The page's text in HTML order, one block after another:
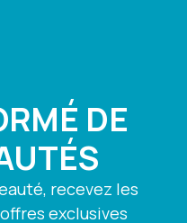
DE
recevez les
exclusives